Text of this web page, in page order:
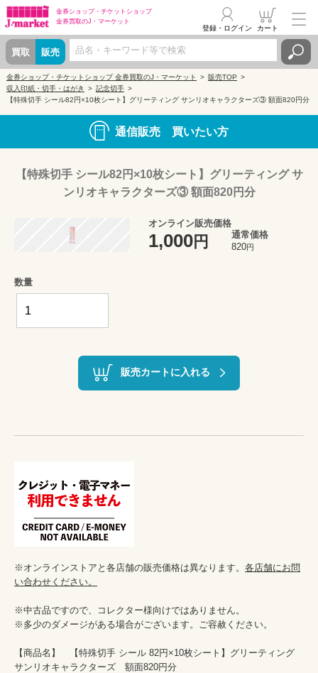
金券ショップ・ チケットショップ
金券買取のJ・マーケット
買取 販売
登録・ログイン カート
金券ショップ・チケットショップ 金券買取のJ・マーケット
販売TOP
収入印紙・切手・はがき
記念切手
【特殊切手 シール82円×10枚シート】グリーティング サンリオキャラクターズ③ 額面820円分
通信販売 買いたい方
【特殊切手 シール82円×10枚シート】グリーティング サ
ンリオキャラクターズ③ 額面820円分
オンライン販売価格
1,000円
通常価格
820円
数量
販売カートに入れる
※オンラインストアと各店舗の販売価格は異なります。 各店舗にお問
い合わせください。
※中古品ですので、コレクター様向けではありません。
※多少のダメージがある場合がございます。ご容赦ください。
【商品名】　【特殊切手 シール 82円×10枚シート】グリーティング
サンリオキャラクターズ　額面820円分